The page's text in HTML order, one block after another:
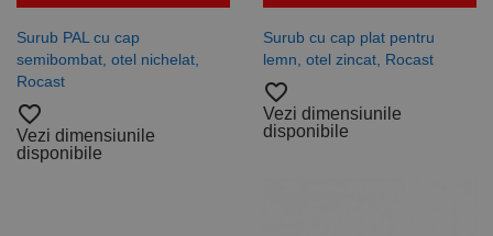
Surub PAL cu cap
semibombat, otel nichelat,
Rocast
favorite_border
Vezi dimensiunile
disponibile
Surub cu cap plat pentru
lemn, otel zincat, Rocast
favorite_border
Vezi dimensiunile
disponibile